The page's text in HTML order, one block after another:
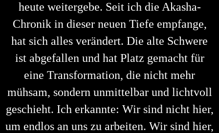
heute weitergebe. Seit ich die Akasha-
Chronik in dieser neuen Tiefe empfange,
hat sich alles verändert. Die alte Schwere
ist abgefallen und hat Platz gemacht für
eine Transformation, die nicht mehr
mühsam, sondern unmittelbar und lichtvoll
geschieht. Ich erkannte: Wir sind nicht hier,
um endlos an uns zu arbeiten. Wir sind hier,